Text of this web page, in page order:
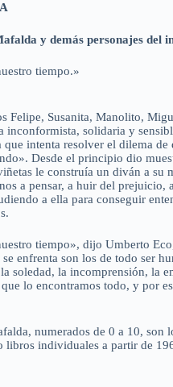
y demás personajes del
tiempo.»
Felipe, Susanita, Manolito,
inconformista, solidaria y
intenta resolver el dilema de
Desde el principio dio
le construía un diván a su
a pensar, a huir del prejuicio,
a ella para conseguir
tiempo», dijo Umberto
enfrenta son los de todo ser
soledad, la incomprensión, la
lo encontramos todo, y por
numerados de 0 a 10, son
libros individuales a partir de